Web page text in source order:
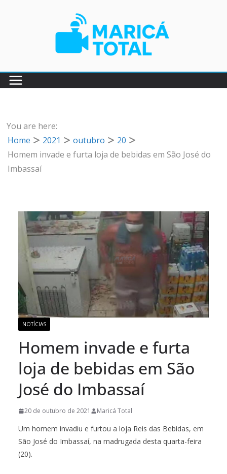
You are here:
Home
2021 outubro
20
Homem invade e furta loja de bebidas em São José do
Imbassaí
NOTÍCIAS
Homem invade e furta
loja de bebidas em São
José do Imbassaí
20 de outubro de 2021 Maricá Total
Um homem invadiu e furtou a loja Reis das Bebidas, em
São José do Imbassaí, na madrugada desta quarta-feira
(20).